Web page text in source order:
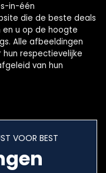
in-één
die de beste deals
en u op de hoogte
Alle afbeeldingen
respectievelijke
van hun
VOOR BEST